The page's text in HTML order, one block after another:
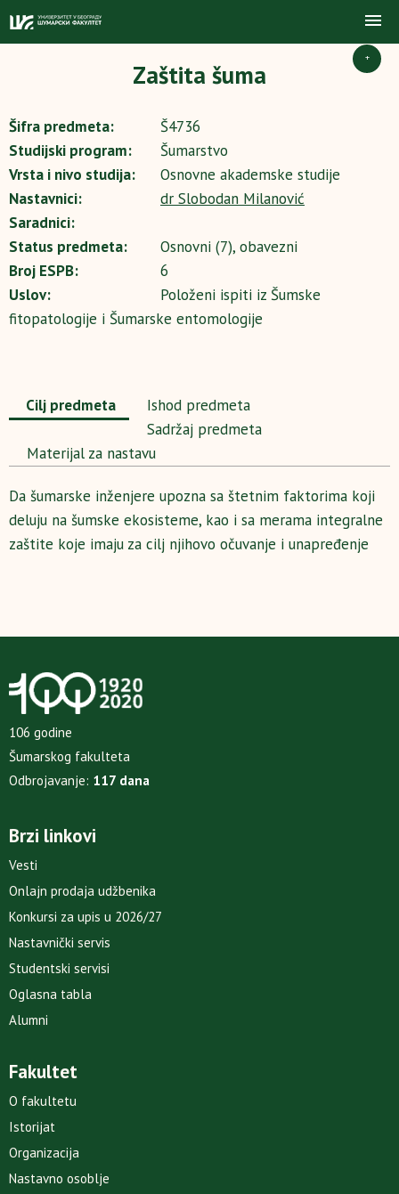
+
Zaštita šuma
Šifra predmeta:
Š4736
Studijski program:
Šumarstvo
Vrsta i nivo studija:
Osnovne akademske studije
Nastavnici:
dr Slobodan Milanović
Saradnici:
Status predmeta:
Osnovni (7), obavezni
Broj ESPB:
6
Uslov:
Položeni ispiti iz Šumske
fitopatologije i Šumarske entomologije
Cilj predmeta
Ishod predmeta
Sadržaj predmeta
Materijal za nastavu
Da šumarske inženjere upozna sa štetnim faktorima koji
deluju na šumske ekosisteme, kao i sa merama integralne
zaštite koje imaju za cilj njihovo očuvanje i unapređenje
106 godine
Šumarskog fakulteta
Odbrojavanje: 117 dana
Brzi linkovi
Vesti
Onlajn prodaja udžbenika
Konkursi za upis u 2026/27
Nastavnički servis
Studentski servisi
Oglasna tabla
Alumni
Fakultet
O fakultetu
Istorijat
Organizacija
Nastavno osoblje